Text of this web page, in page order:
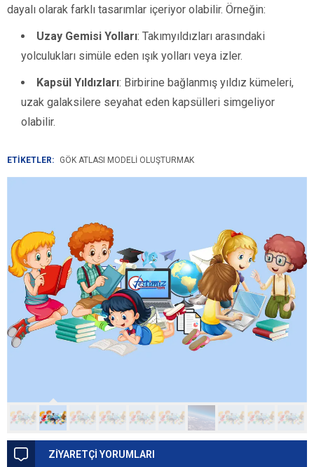
dayalı olarak farklı tasarımlar içeriyor olabilir. Örneğin:
Uzay Gemisi Yolları: Takımyıldızları arasındaki
yolculukları simüle eden ışık yolları veya izler.
Kapsül Yıldızları: Birbirine bağlanmış yıldız kümeleri,
uzak galaksilere seyahat eden kapsülleri simgeliyor
olabilir.
ETİKETLER: GÖK ATLASI MODELI OLUŞTURMAK
ZİYARETÇİ YORUMLARI